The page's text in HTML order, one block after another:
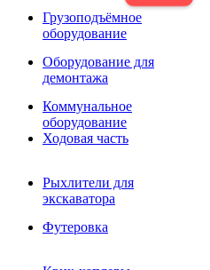
Грузоподъёмное
оборудование
Оборудование для
демонтажа
Коммунальное
оборудование
Ходовая часть
Рыхлители для
экскаватора
Футеровка